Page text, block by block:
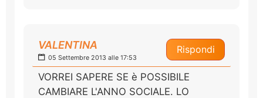
Rispondi
VALENTINA
05 Settembre 2013 alle 17:53
VORREI SAPERE SE è POSSIBILE
CAMBIARE L'ANNO SOCIALE. LO